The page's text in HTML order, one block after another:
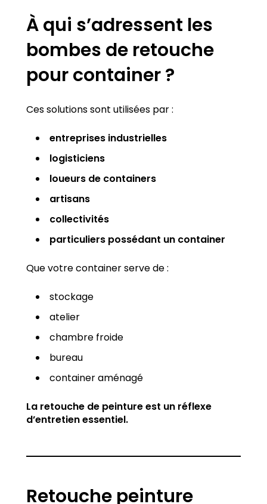
À qui s’adressent les
bombes de retouche
pour container ?
Ces solutions sont utilisées par :
entreprises industrielles
logisticiens
loueurs de containers
artisans
collectivités
particuliers possédant un container
Que votre container serve de :
stockage
atelier
chambre froide
bureau
container aménagé
La retouche de peinture est un réflexe
d’entretien essentiel.
Retouche peinture